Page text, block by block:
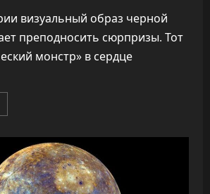
визуальный образ черной
преподносить сюрпризы. Тот
монстр» в сердце
M87*
запускает